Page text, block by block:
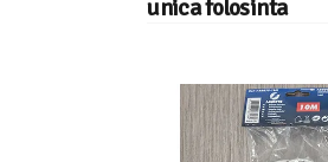
unica folosinta